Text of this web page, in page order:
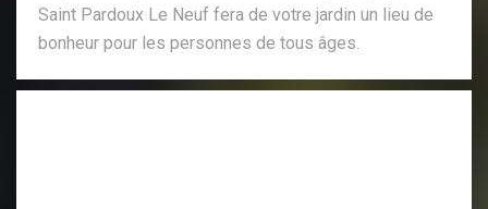
Saint Pardoux Le Neuf fera de votre jardin un lieu de
bonheur pour les personnes de tous âges.